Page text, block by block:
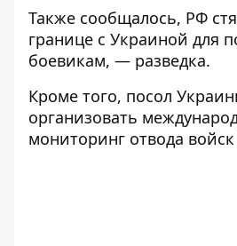
Также сообщалось, РФ
границе с Украиной для
боевикам, — разведка.
Кроме того, посол
организовать
мониторинг отвода